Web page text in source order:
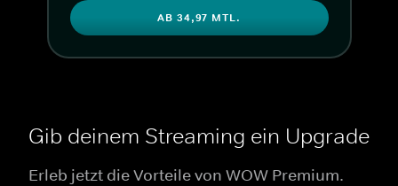
AB 34,97 MTL.
Gib deinem Streaming ein Upgrade
Erleb jetzt die Vorteile von WOW Premium.